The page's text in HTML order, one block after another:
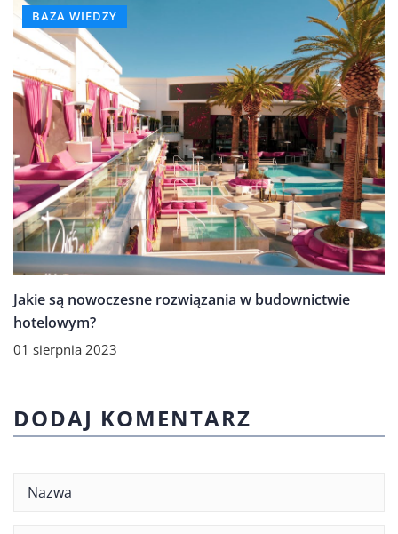
BAZA WIEDZY
Jakie są nowoczesne rozwiązania w budownictwie
hotelowym?
01 sierpnia 2023
DODAJ KOMENTARZ